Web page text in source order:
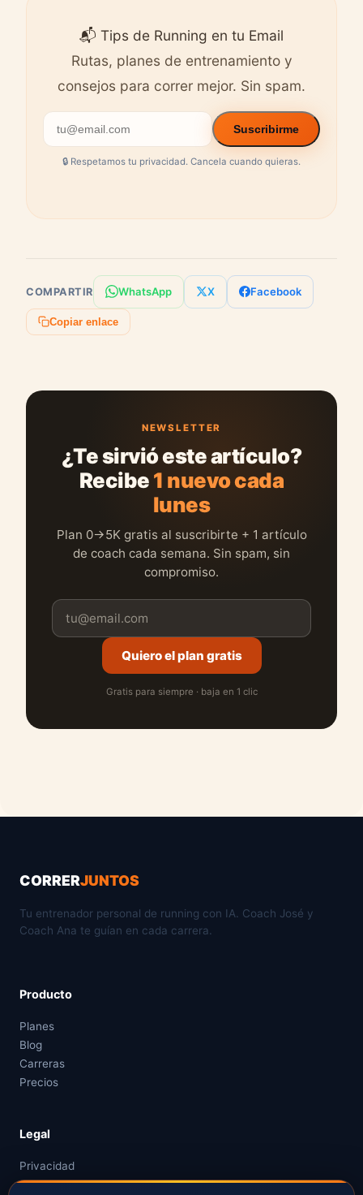
📬 Tips de Running en tu Email
Rutas, planes de entrenamiento y
consejos para correr mejor. Sin spam.
Suscribirme
🔒 Respetamos tu privacidad. Cancela cuando quieras.
COMPARTIR WhatsApp X Facebook
Copiar enlace
NEWSLETTER
¿Te sirvió este artículo?
Recibe1 nuevo cada
lunes
Plan 0→5K gratis al suscribirte + 1 artículo
de coach cada semana. Sin spam, sin
compromiso.
Quiero el plan gratis
Gratis para siempre · baja en 1 clic
CORRERJUNTOS
Tu entrenador personal de running con IA. Coach José y
Coach Ana te guían en cada carrera.
Producto
Planes
Blog
Carreras
Precios
Legal
Privacidad
Términos